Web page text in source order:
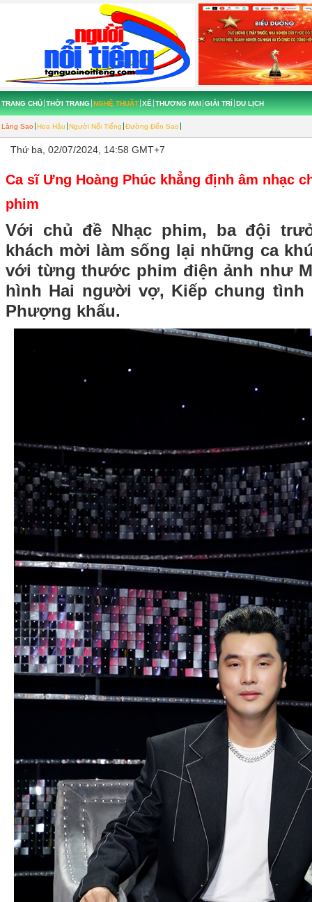
TRANG CHỦ THỜI TRANG NGHỆ THUẬT
Làng Sao Hoa Hậu Người Nổi Tiếng Đường Đến Sao
XẾ THƯƠNG MẠI GIẢI TRÍ DU LỊCH
Thứ ba, 02/07/2024, 14:58 GMT+7
Ca sĩ Ưng Hoàng Phúc khẳng định âm nhạc
phim
Với chủ đề Nhạc phim, ba đội
khách mời làm sống lại những ca
với từng thước phim điện ảnh như
hình Hai người vợ, Kiếp chung tình
Phượng khấu.